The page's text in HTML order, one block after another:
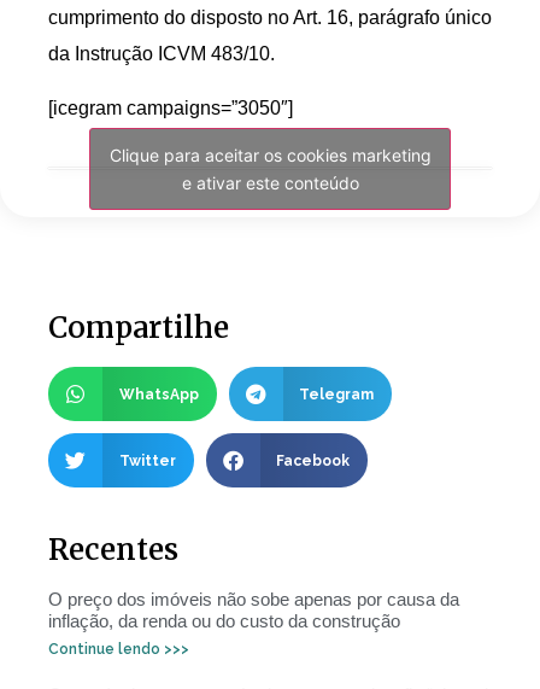
cumprimento do disposto no Art. 16, parágrafo único
da Instrução ICVM 483/10.
[icegram campaigns=”3050″]
Clique para aceitar os cookies marketing
e ativar este conteúdo
Compartilhe
WhatsApp Telegram
Twitter Facebook
Recentes
O preço dos imóveis não sobe apenas por causa da
inflação, da renda ou do custo da construção
Continue lendo >>>